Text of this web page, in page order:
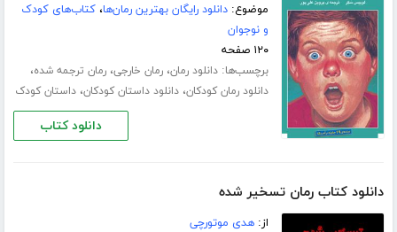
موضوع:دانلود رایگان بهترین رمان‌ها،کتاب‌های کودک
و نوجوان
۱۲۰ صفحه
برچسب‌ها:دانلود رمان،رمان خارجی،رمان ترجمه شده،
دانلود رمان کودکان،دانلود داستان کودکان،داستان کودک
دانلود کتاب
دانلود کتاب رمان تسخیر شده
از:هدی موتورچی